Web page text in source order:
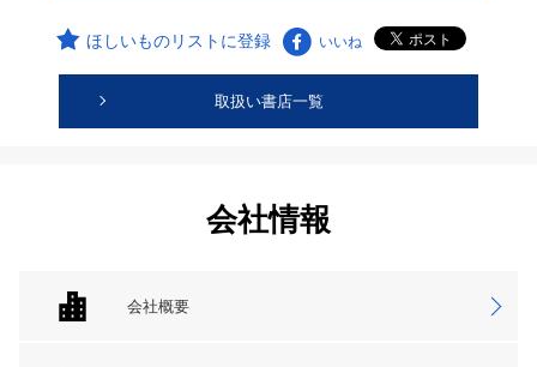
ほしいものリストに登録 いいね
取扱い書店一覧
会社情報
会社概要